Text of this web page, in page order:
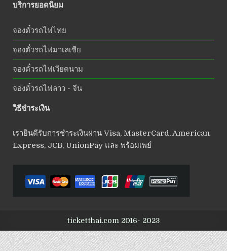
บริการยอดนิยม
จองตั๋วรถไฟไทย
จองตั๋วรถไฟมาเลเซีย
จองตั๋วรถไฟเวียดนาม
จองตั๋วรถไฟลาว - จีน
วิธีชำระเงิน
เรายินดีรับการชำระเงินผ่าน Visa, MasterCard, American
Express, JCB, UnionPay และ พร้อมเพย์
ticketthai.com 2016- 2023